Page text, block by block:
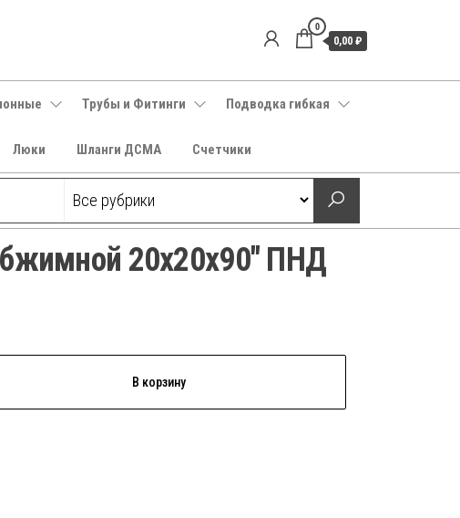
0
0,00 ₽
Трубы и Фитинги Подводка гибкая
Люки Шланги ДСМА Счетчики
20х20х90″ ПНД
В корзину